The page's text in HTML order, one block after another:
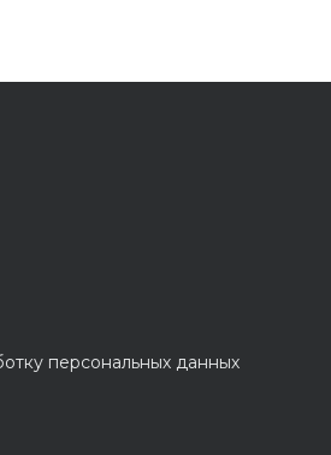
персональных данных